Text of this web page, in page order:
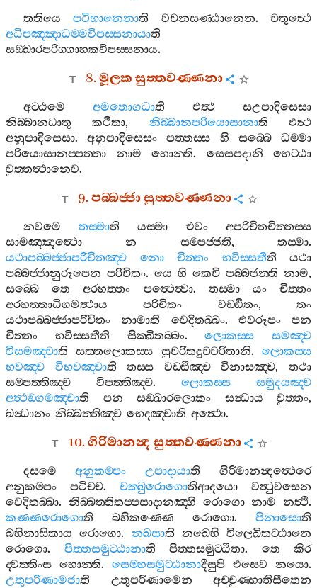
තතියෙ පටිභානෙනාති වචනසණ‍්ඨානෙන.චතුත්‍ථෙ
අධිපඤ‍්ඤාධම‍්මවිපස‍්සනායාති
සඞ‍්ඛාරපරිග‍්ගාහකවිපස‍්සනාය.
8.මූලකසුත‍්තවණ‍්ණනා
අට‍්ඨමෙ අමතොගධාති එත්‍ථ
සඋපාදිසෙසා
නිබ‍්බානධාතු
කථිතා, නිබ‍්බානපරියොසානාති
එත්‍ථ
අනුපාදිසෙසා.අනුපාදිසෙසං පත‍්තස‍්ස හි සබ‍්බෙ
ධම‍්මා
පරියොසානප‍්පත‍්තා
නාම හොන‍්ති. සෙසපදානි
හෙට‍්ඨා
වුත‍්තත්‍ථානෙව.
9.පබ‍්බජ‍්ජාසුත‍්තවණ‍්ණනා
නවමෙ තස‍්මාති යස‍්මා එවං
අපරිචිතචිත‍්තස‍්ස
සාමඤ‍්ඤත්‍ථො
න සම‍්පජ‍්ජති,තස‍්මා.
යථාපබ‍්බජ‍්ජාපරිචිතඤ‍්ච
නො චිත‍්තං භවිස‍්සතීති
යථා
පබ‍්බජ‍්ජානුරූපෙන පරිචිතං. යෙ හි කෙචි පබ‍්බජන‍්ති නාම,
සබ‍්බෙ
තෙ අරහත‍්තං පත්‍ථෙත්‍වා. තස‍්මා යං
චිත‍්තං
අරහත‍්තාධිගමත්‍ථාය
පරිචිතං වඩ‍්ඪිතං,තං
යථාපබ‍්බජ‍්ජාපරිචිතං
නාමාති වෙදිතබ‍්බං. එවරූපං
පන
චිත‍්තං
භවිස‍්සතීති සික‍්ඛිතබ‍්බං.ලොකස‍්ස
සමඤ‍්ච
විසමඤ‍්චාති සත‍්තලොකස‍්ස සුචරිතදුච‍්චරිතානි.ලොකස‍්ස
භවඤ‍්ච
විභවඤ‍්චාති තස‍්ස වඩ‍්ඪිඤ‍්ච විනාසඤ‍්ච,තථා
සම‍්පත‍්තිඤ‍්ච
විපත‍්තිඤ‍්ච. ලොකස‍්ස
සමුදයඤ‍්ච
අත්‍ථඞ‍්ගමඤ‍්චාති පන සඞ‍්ඛාරලොකං සන්‍ධාය වුත‍්තං,
ඛන්‍ධානං නිබ‍්බත‍්තිඤ‍්ච භෙදඤ‍්චාති අත්‍ථො.
10.ගිරිමානන්‍ද සුත‍්තවණ‍්ණනා
දසමෙ අනුකම‍්පං උපාදායාති
ගිරිමානන්‍දත්‍ථෙරෙ
අනුකම‍්පං
පටිච‍්ච. චක‍්ඛුරොගොතිආදයො
වත්‍ථුවසෙන
වෙදිතබ‍්බා. නිබ‍්බත‍්තිතප‍්පසාදානඤ‍්හි රොගො නාම නත්‍ථි.
කණ‍්ණරොගොති බහිකණ‍්ණෙ රොගො. පිනාසොති
බහිනාසිකාය රොගො. නඛසාති නඛෙහි විලෙඛිතට‍්ඨානෙ
රොගො. පිත‍්තසමුට‍්ඨානාති පිත‍්තසමුට‍්ඨිතා. තෙ
කිර
ද‍්වත‍්තිංස හොන‍්ති. සෙම‍්හසමුට‍්ඨානාදීසුපි එසෙව නයො.
උතුපරිණාමජාති උතුපරිණාමෙන
අච‍්චුණ‍්හාතිසීතෙන